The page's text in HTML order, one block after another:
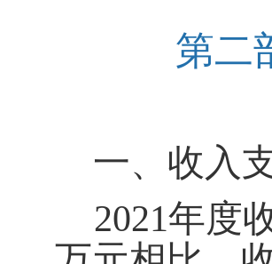
第二
一、 收 入
2021年度